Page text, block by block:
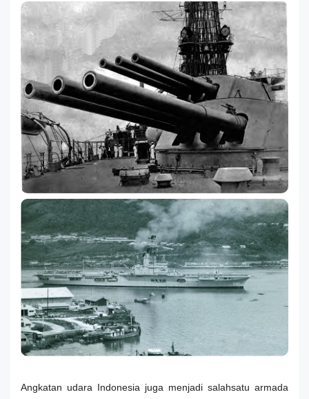
Angkatan udara Indonesia juga menjadi salahsatu armada